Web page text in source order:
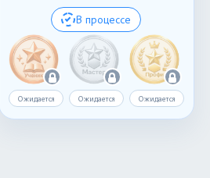
В процессе
Ожидается Ожидается Ожидается